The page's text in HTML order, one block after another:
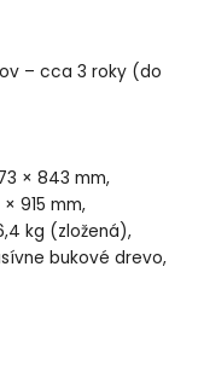
– cca 3 roky (do
× 843 mm,
915 mm,
kg (zložená),
bukové drevo,